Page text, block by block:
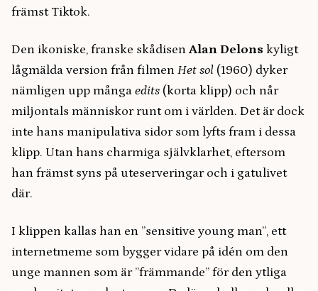
främst Tiktok.
Den ikoniske, franske skådisen Alan Delons kyligt
lågmälda version från filmen Het sol (1960) dyker
nämligen upp många edits (korta klipp) och når
miljontals människor runt om i världen. Det är dock
inte hans manipulativa sidor som lyfts fram i dessa
klipp. Utan hans charmiga självklarhet, eftersom
han främst syns på uteserveringar och i gatulivet
där.
I klippen kallas han en ”sensitive young man”, ett
internetmeme som bygger vidare på idén om den
unge mannen som är ”främmande” för den ytliga